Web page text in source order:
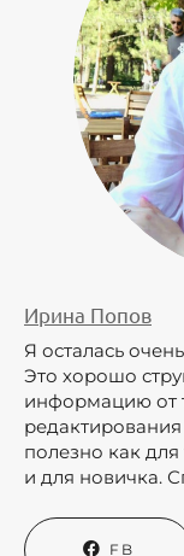
Ирина Попов
Я осталась
Это хорошо
информацию от
полезно как для
и для новичка.
FB